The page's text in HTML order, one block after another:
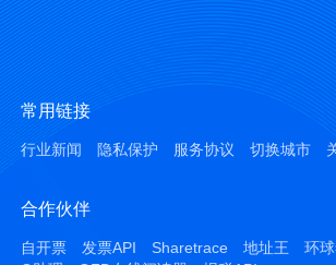
常用链接
行业新闻 隐私保护 服务协议 切换城市
合作伙伴
自开票 发票API Sharetrace 地址王
环